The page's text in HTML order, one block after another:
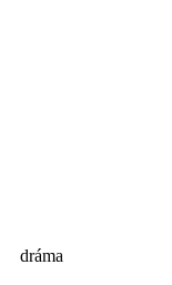
dráma